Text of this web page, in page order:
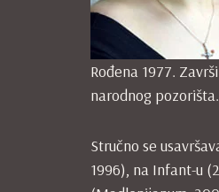
Rođena 1977.
narodnog pozorišta.
Stručno se
1996), na Infant-u